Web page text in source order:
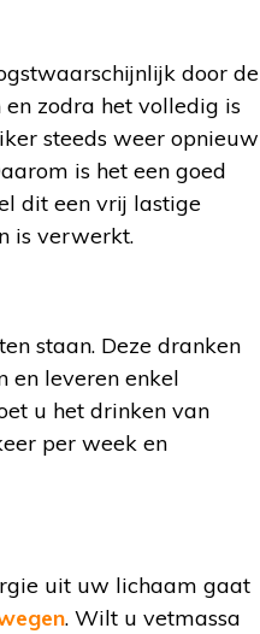
door de
zodra het volledig is
steeds weer opnieuw
is het een goed
dit een vrij lastige
is verwerkt.
staan. Deze dranken
en leveren enkel
u het drinken van
per week en
uit uw lichaam gaat
. Wilt u vetmassa